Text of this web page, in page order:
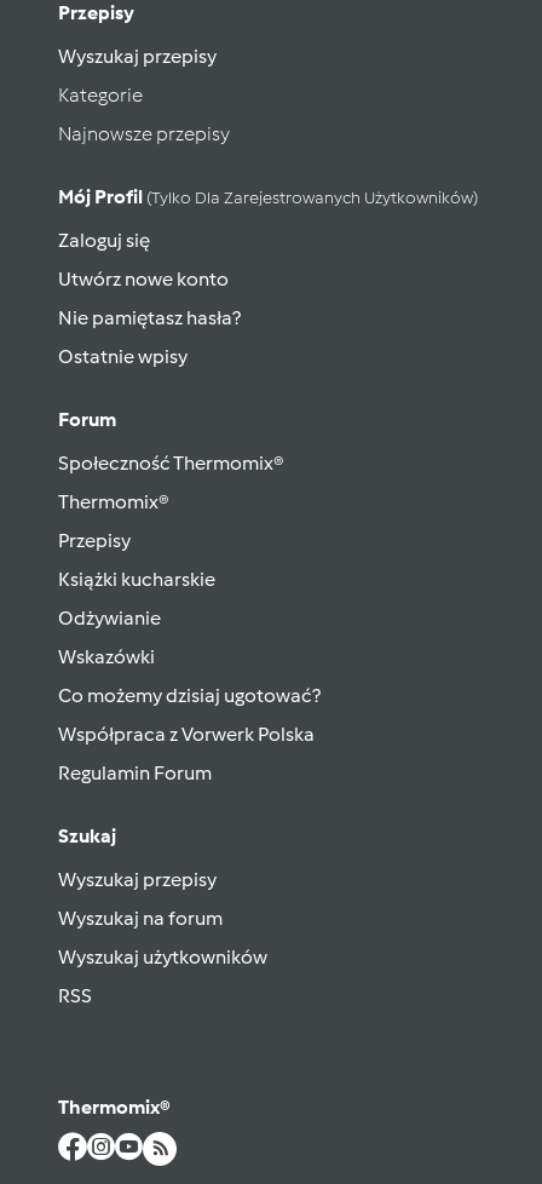
Przepisy
Wyszukaj przepisy
Kategorie
Najnowsze przepisy
Mój Profil (tylko Dla Zarejestrowanych Użytkowników)
Zaloguj się
Utwórz nowe konto
Nie pamiętasz hasła?
Ostatnie wpisy
Forum
Społeczność Thermomix®
Thermomix®
Przepisy
Książki kucharskie
Odżywianie
Wskazówki
Co możemy dzisiaj ugotować?
Współpraca z Vorwerk Polska
Regulamin Forum
Szukaj
Wyszukaj przepisy
Wyszukaj na forum
Wyszukaj użytkowników
RSS
Thermomix®